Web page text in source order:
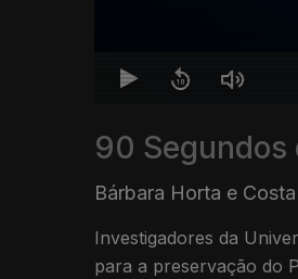
90 Segundos
Bárbara Horta e Costa
Investigadores da
para a preservação do